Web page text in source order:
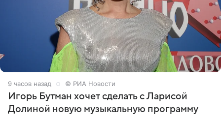
9 часов назад © РИА Новости
Игорь Бутман хочет сделать с Ларисой
Долиной новую музыкальную программу